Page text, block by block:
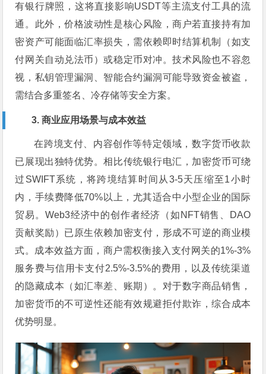
有银行牌照，这将直接影响USDT等主流支付工具的流
通。此外，价格波动性是核心风险，商户若直接持有加
密资产可能面临汇率损失，需依赖即时结算机制（如支
付网关自动兑法币）或稳定币对冲。技术风险也不容忽
视，私钥管理漏洞、智能合约漏洞可能导致资金被盗，
需结合多重签名、冷存储等安全方案。
3. 商业应用场景与成本效益
在跨境支付、内容创作等特定领域，数字货币收款
已展现出独特优势。相比传统银行电汇，加密货币可绕
过SWIFT系统，将跨境结算时间从3-5天压缩至1小时
内，手续费降低70%以上，尤其适合中小型企业的国际
贸易。Web3经济中的创作者经济（如NFT销售、DAO
贡献奖励）已原生依赖加密支付，形成不可逆的商业模
式。成本效益方面，商户需权衡接入支付网关的1%-3%
服务费与信用卡支付2.5%-3.5%的费用，以及传统渠道
的隐藏成本（如汇率差、账期）。对于数字商品销售，
加密货币的不可逆性还能有效规避拒付欺诈，综合成本
优势明显。